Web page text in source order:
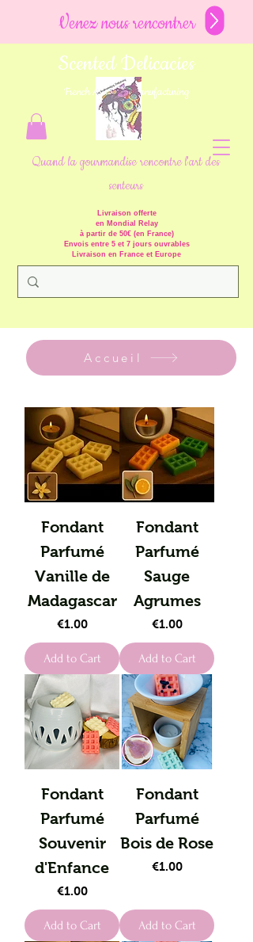
Venez nous rencontrer
Scented Delicacies
French Artisanal Manufacturing
Livraison offerte
en Mondial Relay
à partir de 50€ (en France)
Envois entre 5 et 7 jours ouvrables
Livraison en France et Europe
Quand la gourmandise rencontre l'art des
senteurs
Accueil
Fondant
Parfumé
Vanille de
Madagascar
Price
€1.00
Add to Cart
Fondant
Parfumé
Sauge
Agrumes
Price
€1.00
Add to Cart
Fondant
Parfumé
Souvenir
d'Enfance
Price
€1.00
Add to Cart
Fondant
Parfumé
Bois de Rose
Price
€1.00
Add to Cart